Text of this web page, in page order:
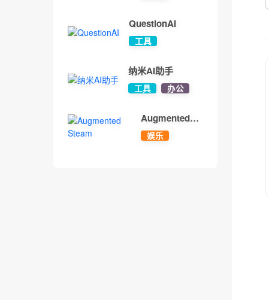
QuestionAI
工具
纳米AI助手
工具 办公
Augmented
Steam
娱乐